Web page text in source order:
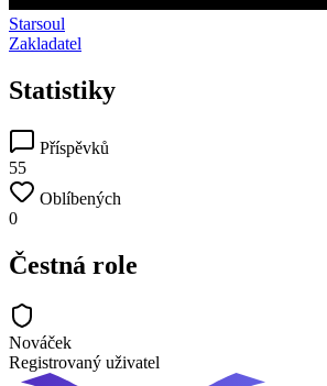
Starsoul
Zakladatel
Statistiky
Příspěvků
55
Oblíbených
0
Čestná role
Nováček
Registrovaný uživatel